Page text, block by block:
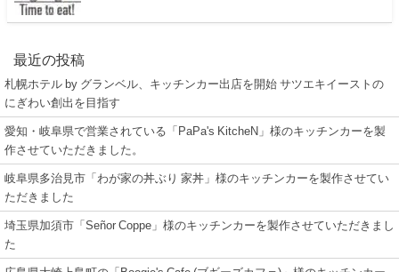
最近の投稿
札幌ホテル by グランベル、キッチンカー出店を開始 サツエキイーストの
にぎわい創出を目指す
愛知・岐阜県で営業されている「PaPa's KitcheN」様のキッチンカーを製
作させていただきました。
岐阜県多治見市「わが家の丼ぶり 家丼」様のキッチンカーを製作させてい
ただきました
埼玉県加須市「Señor Coppe」様のキッチンカーを製作させていただきまし
た